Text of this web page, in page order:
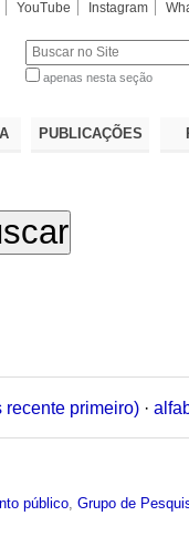
YouTube Instagram
apenas nesta seção
PUBLICAÇÕES
recente primeiro) ·
público ,Grupo de